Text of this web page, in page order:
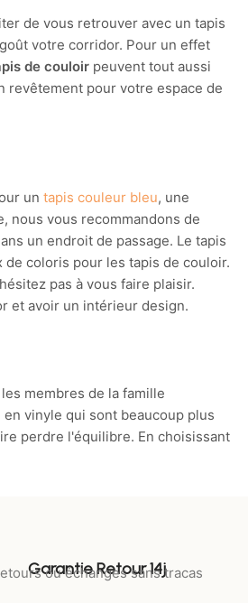
de vous retrouver avec un tapis
votre corridor. Pour un effet
de couloir peuvent tout aussi
revêtement pour votre espace de
un tapis couleur bleu, une
nous vous recommandons de
un endroit de passage. Le tapis
de coloris pour les tapis de couloir.
pas à vous faire plaisir.
et avoir un intérieur design.
membres de la famille
vinyle qui sont beaucoup plus
perdre l'équilibre. En choisissant
Garantie Retour 14j
ou échanges sans tracas